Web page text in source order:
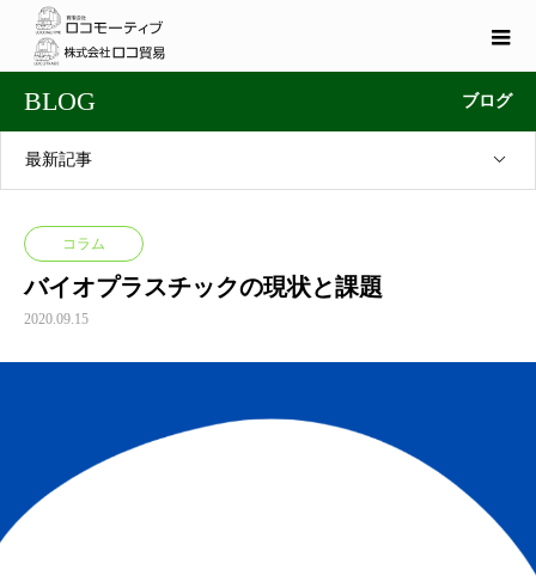
BLOG ブログ
最新記事
コラム
バイオプラスチックの現状と課題
2020.09.15